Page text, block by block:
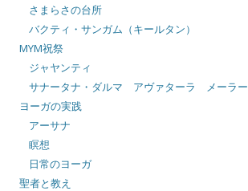
さまらさの台所
バクティ・サンガム（キールタン）
MYM祝祭
ジャヤンティ
サナータナ・ダルマ アヴァターラ メーラー
ヨーガの実践
アーサナ
瞑想
日常のヨーガ
聖者と教え